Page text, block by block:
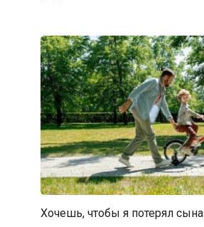
Хочешь, чтобы я потерял сына